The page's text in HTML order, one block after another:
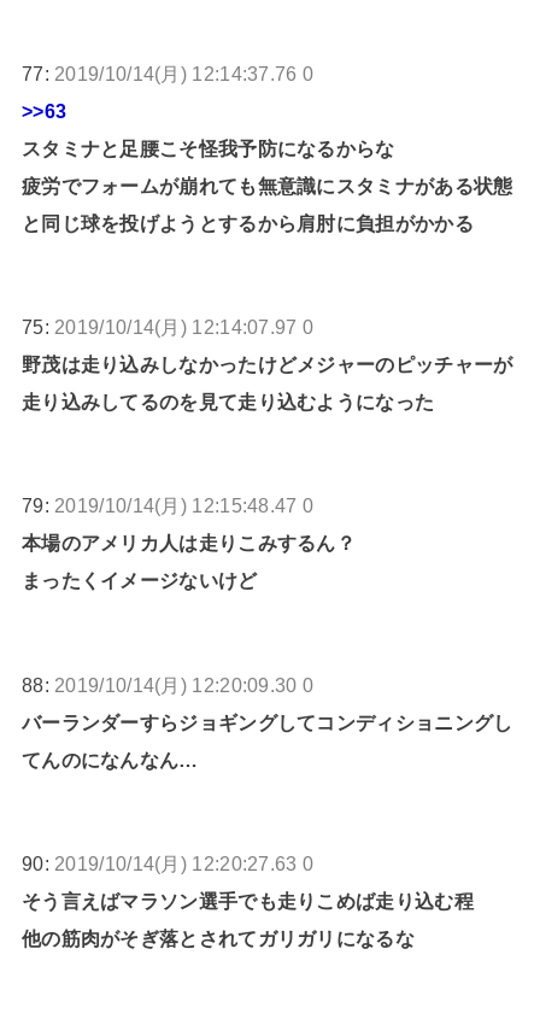
77: 2019/10/14(月) 12:14:37.76 0
>>63
スタミナと足腰こそ怪我予防になるからな
疲労でフォームが崩れても無意識にスタミナがある状態
と同じ球を投げようとするから肩肘に負担がかかる
75: 2019/10/14(月) 12:14:07.97 0
野茂は走り込みしなかったけどメジャーのピッチャーが
走り込みしてるのを見て走り込むようになった
79: 2019/10/14(月) 12:15:48.47 0
本場のアメリカ人は走りこみするん？
まったくイメージないけど
88: 2019/10/14(月) 12:20:09.30 0
バーランダーすらジョギングしてコンディショニングし
てんのになんなん…
90: 2019/10/14(月) 12:20:27.63 0
そう言えばマラソン選手でも走りこめば走り込む程
他の筋肉がそぎ落とされてガリガリになるな